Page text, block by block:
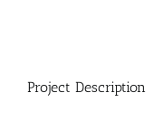
Project Description